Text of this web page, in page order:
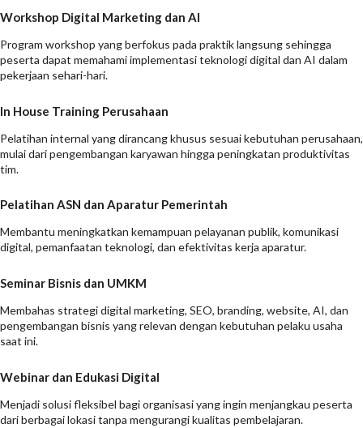
Workshop Digital Marketing dan AI
Program workshop yang berfokus pada praktik langsung sehingga
peserta dapat memahami implementasi teknologi digital dan AI dalam
pekerjaan sehari-hari.
In House Training Perusahaan
Pelatihan internal yang dirancang khusus sesuai kebutuhan perusahaan,
mulai dari pengembangan karyawan hingga peningkatan produktivitas
tim.
Pelatihan ASN dan Aparatur Pemerintah
Membantu meningkatkan kemampuan pelayanan publik, komunikasi
digital, pemanfaatan teknologi, dan efektivitas kerja aparatur.
Seminar Bisnis dan UMKM
Membahas strategi digital marketing, SEO, branding, website, AI, dan
pengembangan bisnis yang relevan dengan kebutuhan pelaku usaha
saat ini.
Webinar dan Edukasi Digital
Menjadi solusi fleksibel bagi organisasi yang ingin menjangkau peserta
dari berbagai lokasi tanpa mengurangi kualitas pembelajaran.